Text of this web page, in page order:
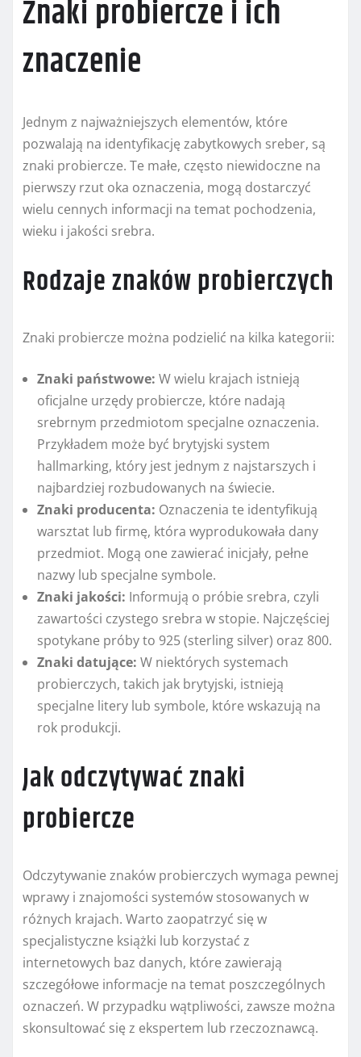
Znaki probiercze i ich
znaczenie
Jednym z najważniejszych elementów, które
pozwalają na identyfikację zabytkowych sreber, są
znaki probiercze. Te małe, często niewidoczne na
pierwszy rzut oka oznaczenia, mogą dostarczyć
wielu cennych informacji na temat pochodzenia,
wieku i jakości srebra.
Rodzaje znaków probierczych
Znaki probiercze można podzielić na kilka kategorii:
Znaki państwowe: W wielu krajach istnieją
oficjalne urzędy probiercze, które nadają
srebrnym przedmiotom specjalne oznaczenia.
Przykładem może być brytyjski system
hallmarking, który jest jednym z najstarszych i
najbardziej rozbudowanych na świecie.
Znaki producenta: Oznaczenia te identyfikują
warsztat lub firmę, która wyprodukowała dany
przedmiot. Mogą one zawierać inicjały, pełne
nazwy lub specjalne symbole.
Znaki jakości: Informują o próbie srebra, czyli
zawartości czystego srebra w stopie. Najczęściej
spotykane próby to 925 (sterling silver) oraz 800.
Znaki datujące: W niektórych systemach
probierczych, takich jak brytyjski, istnieją
specjalne litery lub symbole, które wskazują na
rok produkcji.
Jak odczytywać znaki
probiercze
Odczytywanie znaków probierczych wymaga pewnej
wprawy i znajomości systemów stosowanych w
różnych krajach. Warto zaopatrzyć się w
specjalistyczne książki lub korzystać z
internetowych baz danych, które zawierają
szczegółowe informacje na temat poszczególnych
oznaczeń. W przypadku wątpliwości, zawsze można
skonsultować się z ekspertem lub rzeczoznawcą.